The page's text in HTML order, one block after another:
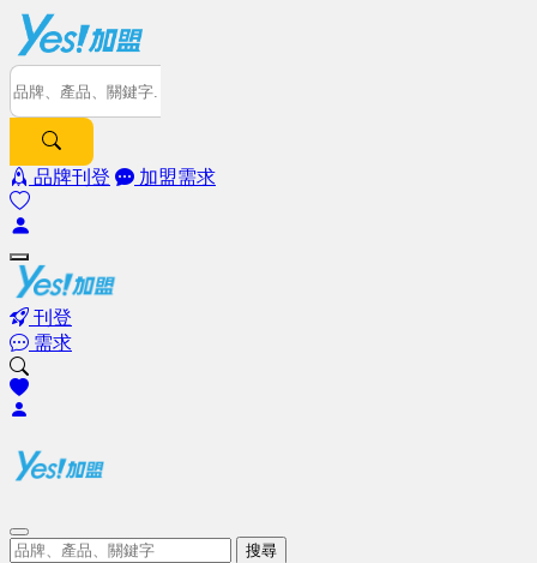
品牌刊登 加盟需求
刊登
需求
搜尋